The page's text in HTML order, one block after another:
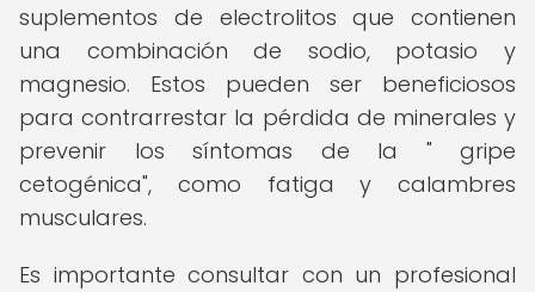
suplementos de electrolitos que contienen
una combinación de sodio, potasio y
magnesio. Estos pueden ser beneficiosos
para contrarrestar la pérdida de minerales y
prevenir los síntomas de la " gripe
cetogénica", como fatiga y calambres
musculares.
Es importante consultar con un profesional